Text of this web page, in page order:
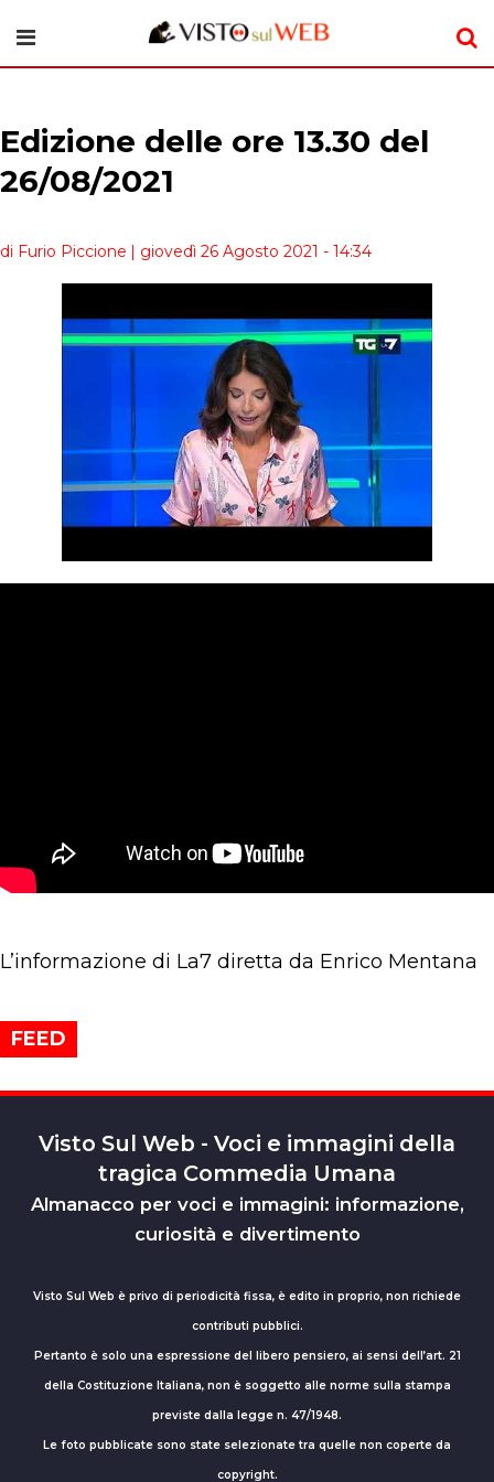
Edizione delle ore 13.30 del
26/08/2021
di Furio Piccione | giovedì 26 Agosto 2021 - 14:34
L’informazione di La7 diretta da Enrico Mentana
FEED
Visto Sul Web - Voci e immagini della
tragica Commedia Umana
Almanacco per voci e immagini: informazione,
curiosità e divertimento
Visto Sul Web è privo di periodicità fissa, è edito in proprio, non richiede
contributi pubblici.
Pertanto è solo una espressione del libero pensiero, ai sensi dell’art. 21
della Costituzione Italiana, non è soggetto alle norme sulla stampa
previste dalla legge n. 47/1948.
Le foto pubblicate sono state selezionate tra quelle non coperte da
copyright.